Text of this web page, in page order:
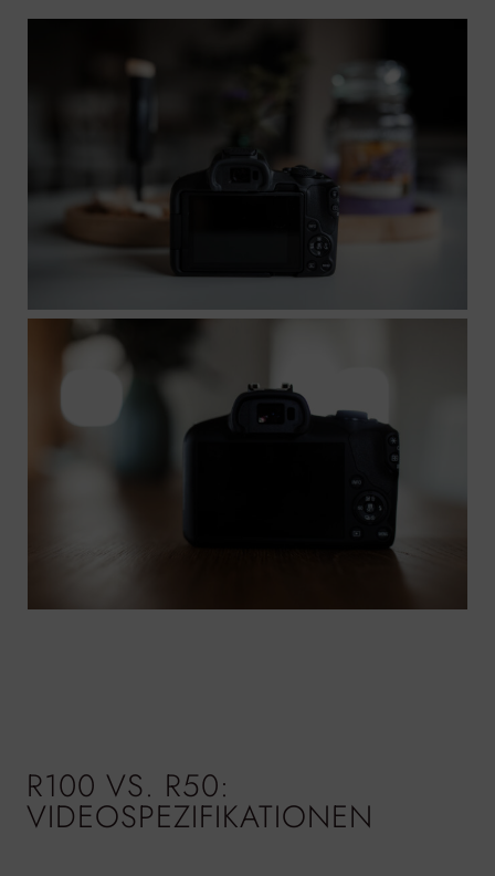
R100 VS. R50:
VIDEOSPEZIFIKATIONEN